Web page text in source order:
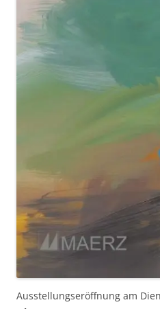
Ausstellungseröffnung am